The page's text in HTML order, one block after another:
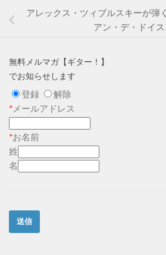
アレックス・ツィブルスキーが弾
アン・デ・ドイス
無料メルマガ【ギター！】 更
でお知らせします
登録
解除
*メールアドレス
*お名前
姓
名